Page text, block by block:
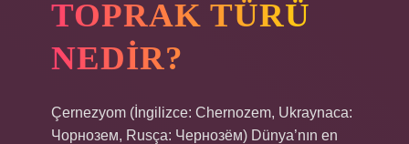
TOPRAK TÜRÜ
NEDIR?
Çernezyom (İngilizce: Chernozem, Ukraynaca:
Чорнозем, Rusça: Чернозём) Dünya’nın en